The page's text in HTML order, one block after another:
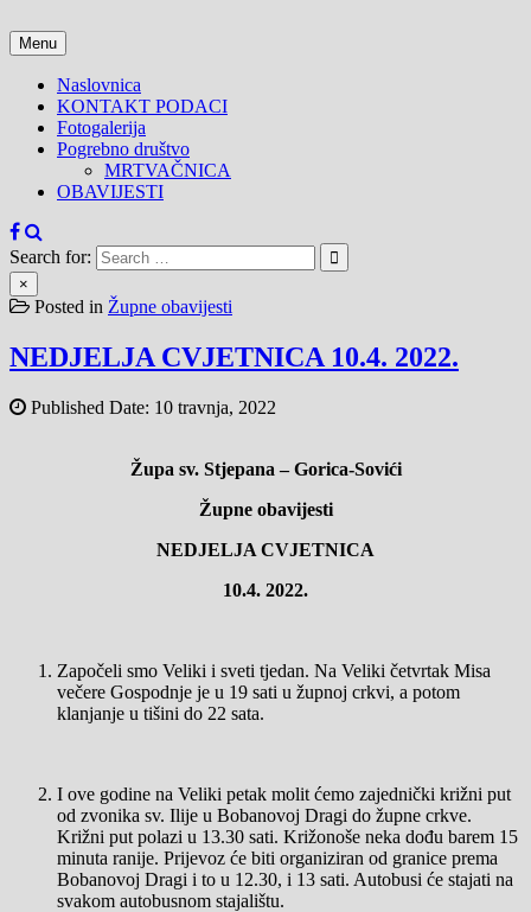
to
content
Menu
Naslovnica
KONTAKT PODACI
Fotogalerija
Pogrebno društvo
MRTVAČNICA
OBAVIJESTI
Search for:
×
Posted in Župne obavijesti
NEDJELJA CVJETNICA 10.4. 2022.
Published Date: 10 travnja, 2022
Župa sv. Stjepana – Gorica-Sovići
Župne obavijesti
NEDJELJA CVJETNICA
10.4. 2022.
Započeli smo Veliki i sveti tjedan. Na Veliki četvrtak Misa
večere Gospodnje je u 19 sati u župnoj crkvi, a potom
klanjanje u tišini do 22 sata.
I ove godine na Veliki petak molit ćemo zajednički križni put
od zvonika sv. Ilije u Bobanovoj Dragi do župne crkve.
Križni put polazi u 13.30 sati. Križonoše neka dođu barem 15
minuta ranije. Prijevoz će biti organiziran od granice prema
Bobanovoj Dragi i to u 12.30, i 13 sati. Autobusi će stajati na
svakom autobusnom stajalištu.